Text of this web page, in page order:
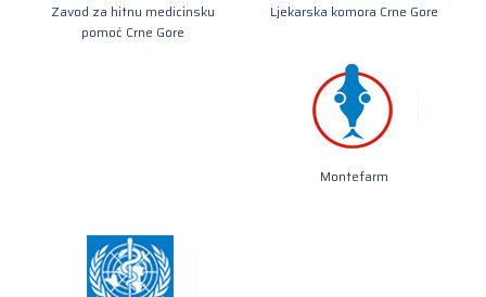
Zavod za hitnu medicinsku
pomoć Crne Gore
Ljekarska komora Crne Gore
Montefarm